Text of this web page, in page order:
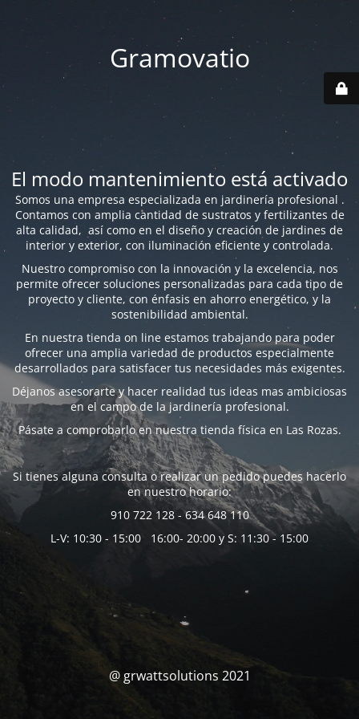
Gramovatio
El modo mantenimiento está activado
Somos una empresa especializada en jardinería profesional .
Contamos con amplia cantidad de sustratos y fertilizantes de
alta calidad, así como en el diseño y creación de jardines de
interior y exterior, con iluminación eficiente y controlada.
Nuestro compromiso con la innovación y la excelencia, nos
permite ofrecer soluciones personalizadas para cada tipo de
proyecto y cliente, con énfasis en ahorro energético, y la
sostenibilidad ambiental.
En nuestra tienda on line estamos trabajando para poder
ofrecer una amplia variedad de productos especialmente
desarrollados para satisfacer tus necesidades más exigentes.
Déjanos asesorarte y hacer realidad tus ideas mas ambiciosas
en el campo de la jardinería profesional.
Pásate a comprobarlo en nuestra tienda física en Las Rozas.
Si tienes alguna consulta o realizar un pedido puedes hacerlo
en nuestro horario:
910 722 128 - 634 648 110
L-V: 10:30 - 15:00 16:00- 20:00 y S: 11:30 - 15:00
@ grwattsolutions 2021